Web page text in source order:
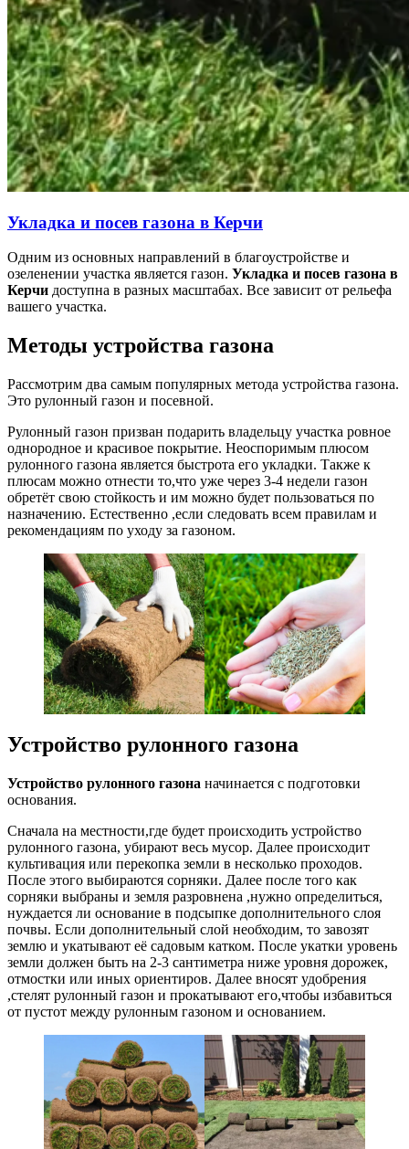
Укладка и посев газона в Керчи
Одним из основных направлений в благоустройстве и
озеленении участка является газон. Укладка и посев газона в
Керчи доступна в разных масштабах. Все зависит от рельефа
вашего участка.
Методы устройства газона
Рассмотрим два самым популярных метода устройства газона.
Это рулонный газон и посевной.
Рулонный газон призван подарить владельцу участка ровное
однородное и красивое покрытие. Неоспоримым плюсом
рулонного газона является быстрота его укладки. Также к
плюсам можно отнести то,что уже через 3-4 недели газон
обретёт свою стойкость и им можно будет пользоваться по
назначению. Естественно ,если следовать всем правилам и
рекомендациям по уходу за газоном.
Устройство рулонного газона
Устройство рулонного газона начинается с подготовки
основания.
Сначала на местности,где будет происходить устройство
рулонного газона, убирают весь мусор. Далее происходит
культивация или перекопка земли в несколько проходов.
После этого выбираются сорняки. Далее после того как
сорняки выбраны и земля разровнена ,нужно определиться,
нуждается ли основание в подсыпке дополнительного слоя
почвы. Если дополнительный слой необходим, то завозят
землю и укатывают её садовым катком. После укатки уровень
земли должен быть на 2-3 сантиметра ниже уровня дорожек,
отмостки или иных ориентиров. Далее вносят удобрения
,стелят рулонный газон и прокатывают его,чтобы избавиться
от пустот между рулонным газоном и основанием.